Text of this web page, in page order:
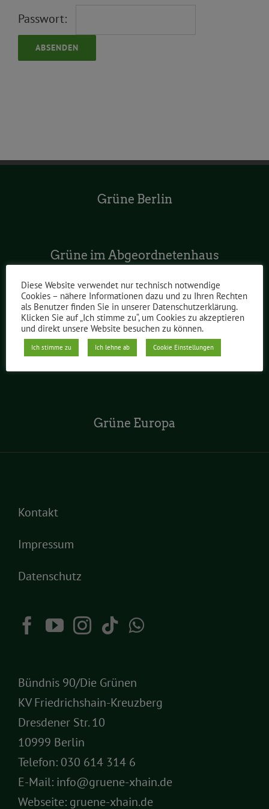
Passwort:
Grüne Berlin
Grüne im Abgeordnetenhaus
Grüne Jugend Berlin
Grüne Europa
Kontakt
Impressum
Datenschutz
Bündnis 90/Die Grünen
KV Friedrichshain-Kreuzberg
Dresdener Str. 10
10999 Berlin
Telefon: 030 614 314 6
E-Mail: info@gruene-xhain.de
Webseite: gruene-xhain.de
Diese Website verwendet nur technisch notwendige
Cookies – nähere Informationen dazu und zu Ihren Rechten
als Benutzer finden Sie in unserer Datenschutzerklärung.
Klicken Sie auf „Ich stimme zu“, um Cookies zu akzeptieren
und direkt unsere Website besuchen zu können.
Ich stimme zu Ich lehne ab Cookie Einstellungen